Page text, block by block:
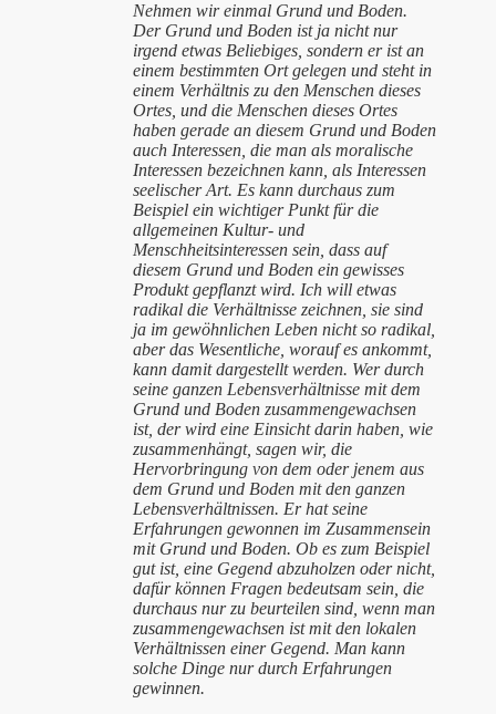
Nehmen wir einmal Grund und Boden.
Der Grund und Boden ist ja nicht nur
irgend etwas Beliebiges, sondern er ist an
einem bestimmten Ort gelegen und steht in
einem Verhältnis zu den Menschen dieses
Ortes, und die Menschen dieses Ortes
haben gerade an diesem Grund und Boden
auch Interessen, die man als moralische
Interessen bezeichnen kann, als Interessen
seelischer Art. Es kann durchaus zum
Beispiel ein wichtiger Punkt für die
allgemeinen Kultur- und
Menschheitsinteressen sein, dass auf
diesem Grund und Boden ein gewisses
Produkt gepflanzt wird. Ich will etwas
radikal die Verhältnisse zeichnen, sie sind
ja im gewöhnlichen Leben nicht so radikal,
aber das Wesentliche, worauf es ankommt,
kann damit dargestellt werden. Wer durch
seine ganzen Lebensverhältnisse mit dem
Grund und Boden zusammengewachsen
ist, der wird eine Einsicht darin haben, wie
zusammenhängt, sagen wir, die
Hervorbringung von dem oder jenem aus
dem Grund und Boden mit den ganzen
Lebensverhältnissen. Er hat seine
Erfahrungen gewonnen im Zusammensein
mit Grund und Boden. Ob es zum Beispiel
gut ist, eine Gegend abzuholzen oder nicht,
dafür können Fragen bedeutsam sein, die
durchaus nur zu beurteilen sind, wenn man
zusammengewachsen ist mit den lokalen
Verhältnissen einer Gegend. Man kann
solche Dinge nur durch Erfahrungen
gewinnen.